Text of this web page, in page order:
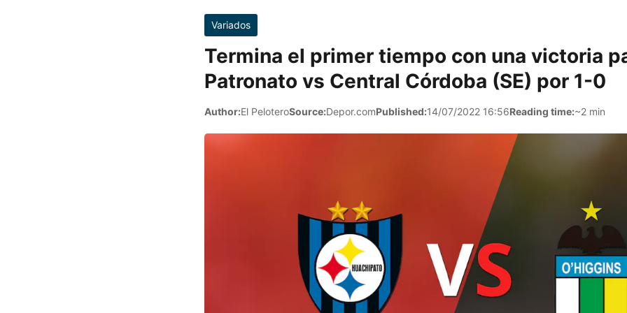
Variados
Termina el primer tiempo con una victoria
Patronato vs Central Córdoba (SE) por 1-0
Author:El PeloteroSource:Depor.comPublished:14/07/2022 16:56Reading time:~2 min